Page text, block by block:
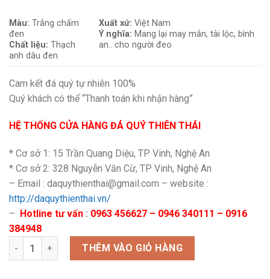
Màu: Trắng chấm
đen
Chất liệu: Thạch
anh dâu đen
Xuất xứ:Việt Nam
Ý nghĩa: Mang lại may mắn, tài lộc, bình
an.. cho người đeo
Cam kết đá quý tự nhiên 100%
Quý khách có thể “Thanh toán khi nhận hàng”
HỆ THỐNG CỬA HÀNG ĐÁ QUÝ THIÊN THÁI
* Cơ sở 1: 15 Trần Quang Diệu, TP Vinh, Nghệ An
* Cơ sở 2: 328 Nguyễn Văn Cừ, TP Vinh, Nghệ An
– Email : daquythienthai@gmail.com – website :
http://daquythienthai.vn/
–
Hotline tư vấn : 0963 456627 – 0946 340111 – 0916
384948
Chuỗi thạch anh dâu đen mix ngũ điếu xà cừ số lượng
THÊM VÀO GIỎ HÀNG